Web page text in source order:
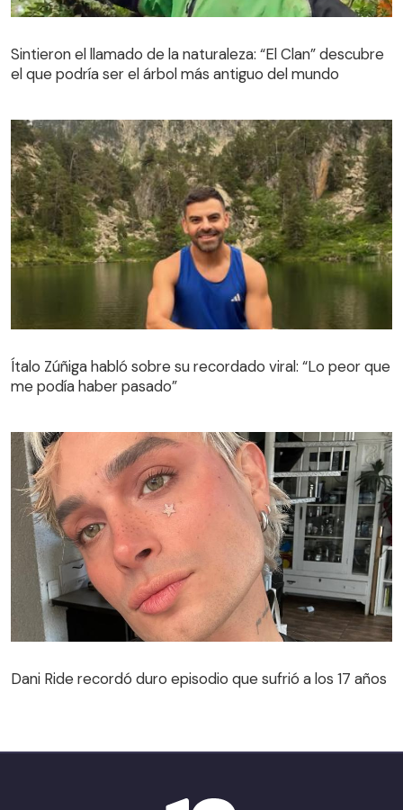
el que podría ser el árbol más antiguo del mundo
Sintieron el llamado de la naturaleza: “El Clan” descubre
el que podría ser el árbol más antiguo del mundo
Ítalo Zúñiga habló sobre su recordado viral: “Lo peor que
me podía haber pasado”
Dani Ride recordó duro episodio que sufrió a los 17 años